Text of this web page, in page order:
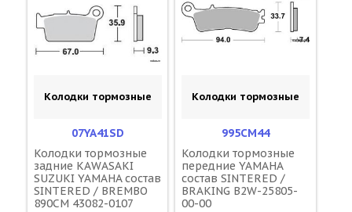
Колодки тормозные
07YA41SD
Колодки тормозные
задние KAWASAKI
SUZUKI YAMAHA состав
SINTERED / BREMBO
890CM 43082-0107
Колодки тормозные
995CM44
Колодки тормозные
передние YAMAHA
состав SINTERED /
BRAKING B2W-25805-
00-00